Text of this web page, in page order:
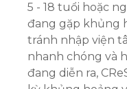
5 - 18 tuổi hoặc
đang gặp khủng
tránh nhập viện
nhanh chóng và
đang diễn ra,